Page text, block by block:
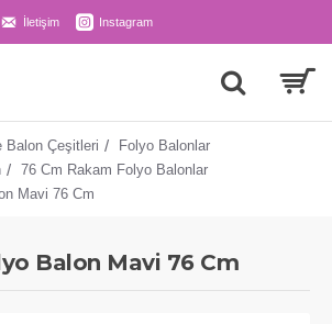
İletişim Instagram
Balon Çeşitleri
Folyo Balonlar
76 Cm Rakam Folyo Balonlar
Mavi 76 Cm
Balon Mavi 76 Cm